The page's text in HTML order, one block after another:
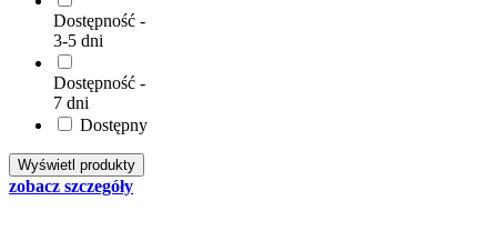
Dostępność -
3-5 dni
Dostępność -
7 dni
Dostępny
zobacz szczegóły